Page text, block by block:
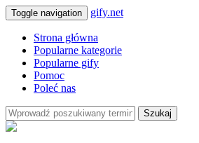
Toggle navigation gify.net
Strona główna
Popularne kategorie
Popularne gify
Pomoc
Poleć nas
Szukaj